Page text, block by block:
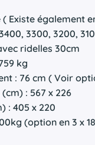
( Existe également
3300, 3200,
ridelles 30cm
kg
: 76 cm ( Voir
: 567 x 226
: 405 x 220
(option en 3 x